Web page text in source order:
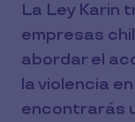
La Ley Karin
empresas
abordar el
la violencia
encontrarás